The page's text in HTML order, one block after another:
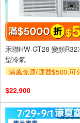
禾聯HW-GT28 變頻R32
型冷氣
滿萬免運(運費$500,可
及使用6期以上分期0利
基本安裝運費)
滿額折$500
$22,900